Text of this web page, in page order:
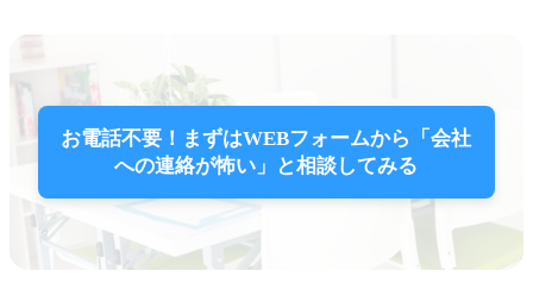
お電話不要！まずはWEBフォームから「会社
への連絡が怖い」と相談してみる